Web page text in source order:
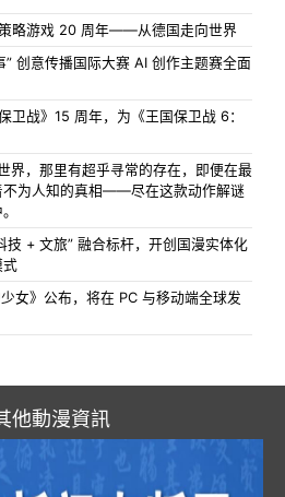
略游戏 20 周年——从德国走向世界
” 创意传播国际大赛 AI 创作主题赛全面
卫战》15 周年，为《王国保卫战 6：
界，那里有超乎寻常的存在，即便在最
不为人知的真相——尽在这款动作解谜
技 + 文旅” 融合标杆，开创国漫实体化
式
女》公布，将在 PC 与移动端全球发
他動漫資訊